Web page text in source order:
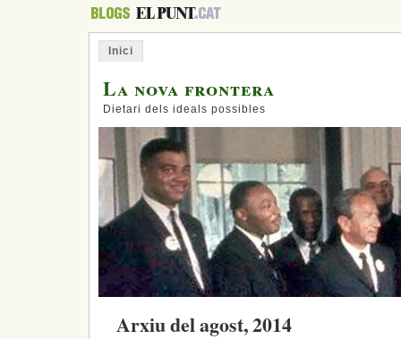
Inici
La nova frontera
Dietari dels ideals possibles
Arxiu del agost, 2014